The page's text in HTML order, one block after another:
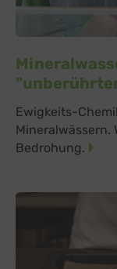
Ewigkeits-
Mineralwässern.
Bedrohung.